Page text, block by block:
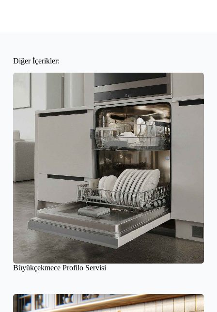
Diğer İçerikler:
Büyükçekmece Profilo Servisi